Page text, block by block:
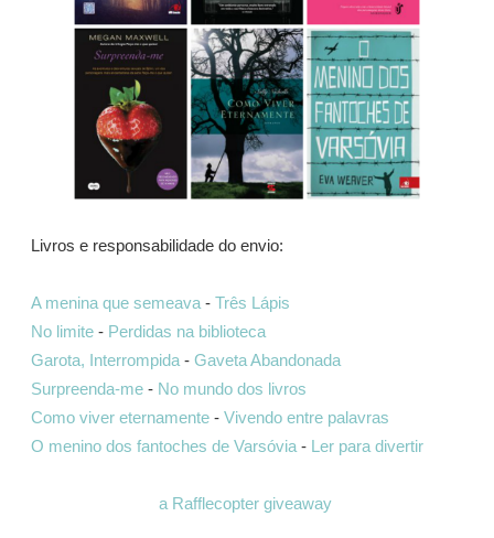
Livros e responsabilidade do envio:
A menina que semeava - Três Lápis
No limite - Perdidas na biblioteca
Garota, Interrompida - Gaveta Abandonada
Surpreenda-me - No mundo dos livros
Como viver eternamente - Vivendo entre palavras
O menino dos fantoches de Varsóvia - Ler para divertir
a Rafflecopter giveaway